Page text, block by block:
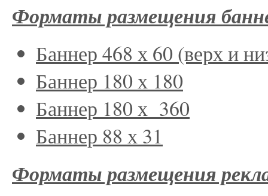
Форматы размещения
Баннер 468 х 60 (верх и
Баннер 180 х 180
Баннер 180 х 360
Баннер 88 х 31
Форматы размещения